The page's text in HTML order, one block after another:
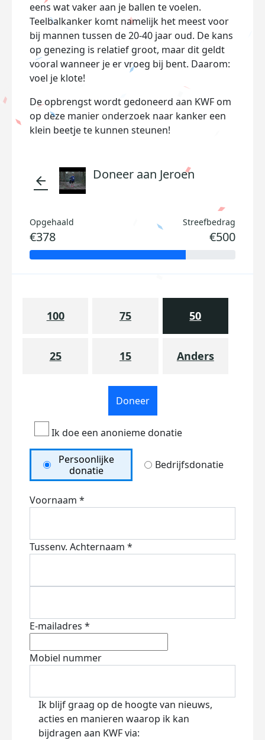
eens wat vaker aan je ballen te voelen.
Teelbalkanker komt namelijk het meest voor
bij mannen tussen de 20-40 jaar oud. De kans
op genezing is relatief groot, maar dit geldt
vooral wanneer je er vroeg bij bent. Daarom:
voel je klote!
De opbrengst wordt gedoneerd aan KWF om
op deze manier onderzoek naar kanker een
klein beetje te kunnen steunen!
arrow_back Doneer aan Jeroen
Opgehaald
€378
Streefbedrag
€500
100 75 50
25 15 Anders
Doneer
Ik doe een anonieme donatie
Persoonlijke
donatie
Bedrijfsdonatie
Voornaam *
Tussenv. Achternaam *
E-mailadres *
Mobiel nummer
Ik blijf graag op de hoogte van nieuws,
acties en manieren waarop ik kan
bijdragen aan KWF via: